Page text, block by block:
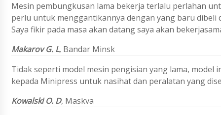
Mesin pembungkusan lama bekerja terlalu perlahan
perlu untuk menggantikannya dengan yang baru dibeli
Saya fikir pada masa akan datang saya akan
Makarov G. L, Bandar Minsk
Tidak seperti model mesin pengisian yang lama,
kepada Minipress untuk nasihat dan peralatan yang
Kowalski O. D, Maskva